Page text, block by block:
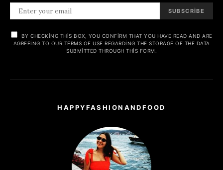
SUBSCRIBE
BY CHECKING THIS BOX, YOU CONFIRM THAT YOU HAVE READ AND ARE
AGREEING TO OUR TERMS OF USE REGARDING THE STORAGE OF THE DATA
SUBMITTED THROUGH THIS FORM.
HAPPYFASHIONANDFOOD